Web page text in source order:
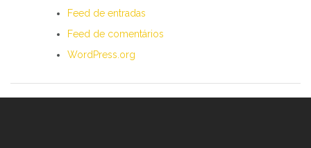
Feed de entradas
Feed de comentários
WordPress.org